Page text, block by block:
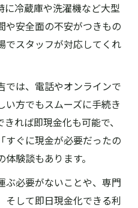
に冷蔵庫や洗濯機など大型
や安全面の不安がつきもの
でスタッフが対応してくれ
では、電話やオンラインで
方でもスムーズに手続き
れば即現金化も可能で、
すぐに現金が必要だったの
験談もあります。
ぶ必要がないことや、専門
そして即日現金化できる利